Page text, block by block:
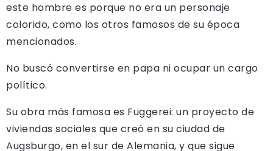
este hombre es porque no era un personaje
colorido, como los otros famosos de su época
mencionados.
No buscó convertirse en papa ni ocupar un cargo
político.
Su obra más famosa es Fuggerei: un proyecto de
viviendas sociales que creó en su ciudad de
Augsburgo, en el sur de Alemania, y que sigue